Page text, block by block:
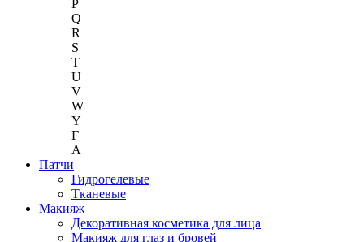
P
Q
R
S
T
U
V
W
Y
Г
A
Патчи
Гидрогелевые
Тканевые
Макияж
Декоративная косметика для лица
Макияж для глаз и бровей